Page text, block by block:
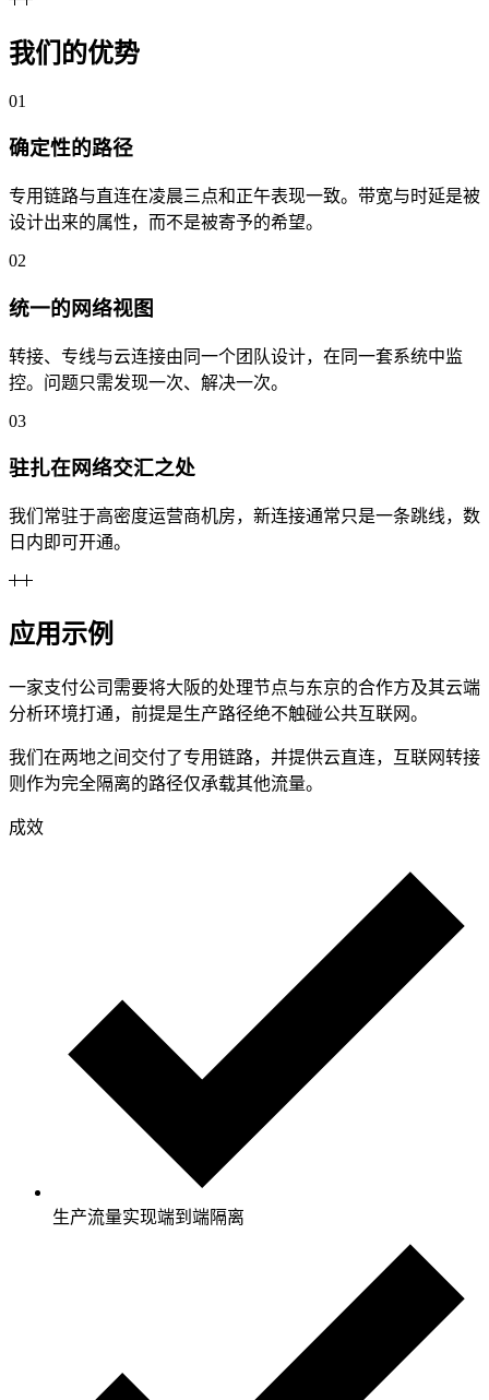
我们的优势
01
确定性的路径
专用链路与直连在凌晨三点和正午表现一致。带宽与时延是被
设计出来的属性，而不是被寄予的希望。
02
统一的网络视图
转接、专线与云连接由同一个团队设计，在同一套系统中监
控。问题只需发现一次、解决一次。
03
驻扎在网络交汇之处
我们常驻于高密度运营商机房，新连接通常只是一条跳线，数
日内即可开通。
应用示例
一家支付公司需要将大阪的处理节点与东京的合作方及其云端
分析环境打通，前提是生产路径绝不触碰公共互联网。
我们在两地之间交付了专用链路，并提供云直连，互联网转接
则作为完全隔离的路径仅承载其他流量。
成效
生产流量实现端到端隔离